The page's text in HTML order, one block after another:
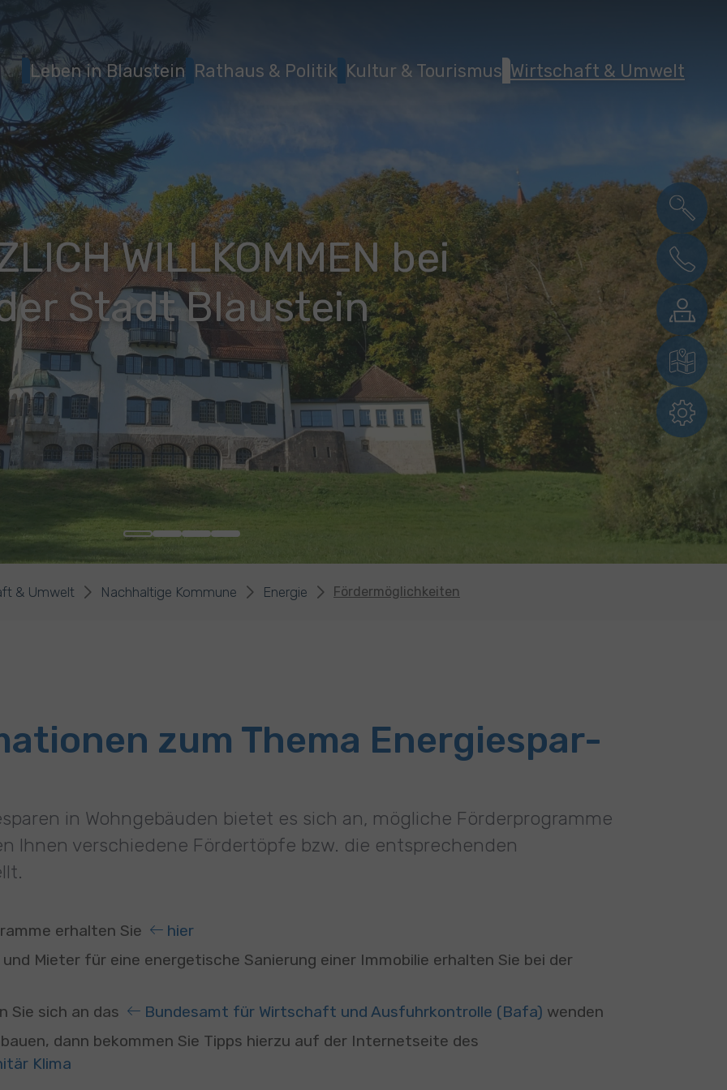
Leben in Blaustein Rathaus & Politik Kultur & Tourismus Wirtschaft & Umwelt
WILLKOMMEN bei
Stadt Blaustein
& Umwelt Nachhaltige Kommune Energie Fördermöglichkeiten
zum Thema Energiespar-
in Wohngebäuden bietet es sich an, mögliche Förderprogramme
Ihnen verschiedene Fördertöpfe bzw. die entsprechenden
erhalten Sie
hier
Mieter für eine energetische Sanierung einer Immobilie erhalten Sie bei der
Sie sich an das
Bundesamt für Wirtschaft und Ausfuhrkontrolle (Bafa) wenden
dann bekommen Sie Tipps hierzu auf der Internetseite des
Klima